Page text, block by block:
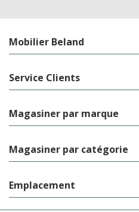
Mobilier Beland
Service Clients
Magasiner par marque
Magasiner par catégorie
Emplacement